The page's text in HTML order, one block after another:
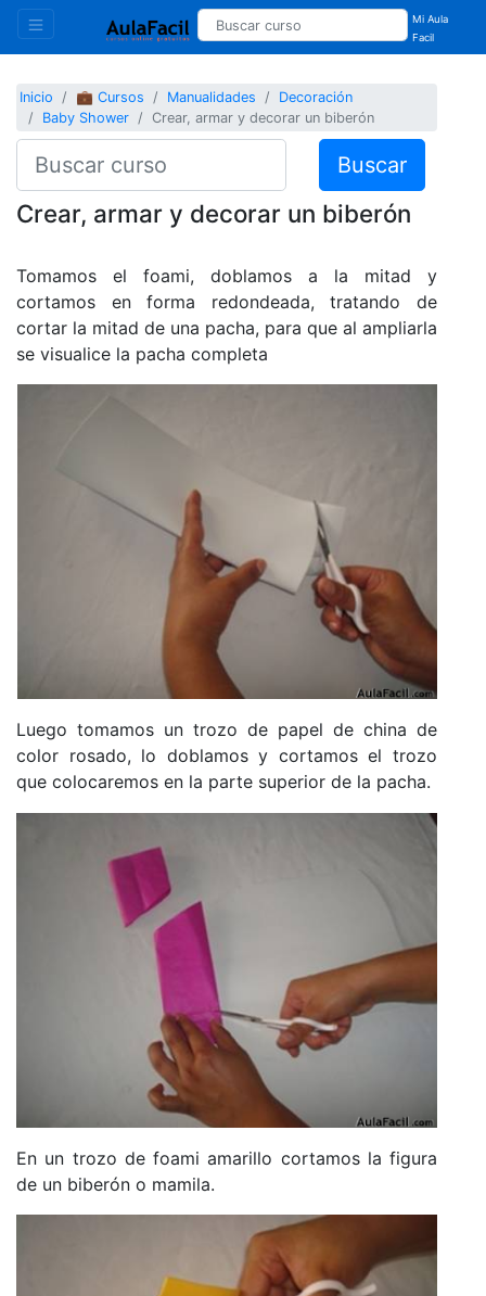
Mi Aula
Facil
Inicio 💼 Cursos Manualidades
Decoración
Baby Shower
Crear, armar y decorar un biberón
Buscar
Crear, armar y decorar un biberón
Tomamos el foami, doblamos a la mitad y
cortamos en forma redondeada, tratando de
cortar la mitad de una pacha, para que al ampliarla
se visualice la pacha completa
Luego tomamos un trozo de papel de china de
color rosado, lo doblamos y cortamos el trozo
que colocaremos en la parte superior de la pacha.
En un trozo de foami amarillo cortamos la figura
de un biberón o mamila.